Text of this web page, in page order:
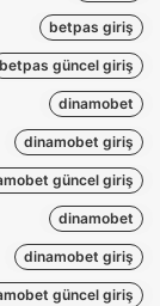
betpas giriş
betpas güncel giriş
dinamobet
dinamobet giriş
güncel giriş
dinamobet
dinamobet giriş
güncel giriş